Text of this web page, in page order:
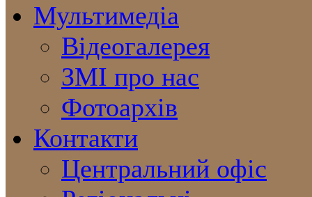
Мультимедіа
Відеогалерея
ЗМІ про нас
Фотоархів
Контакти
Центральний офіс